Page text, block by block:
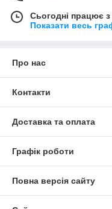
Сьогодні працює
Показати весь
Про нас
Контакти
Доставка та оплата
Графік роботи
Повна версія сайту